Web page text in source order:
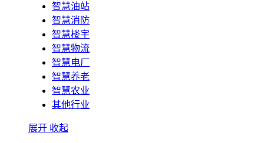
智慧油站
智慧消防
智慧楼宇
智慧物流
智慧电厂
智慧养老
智慧农业
其他行业
展开 收起